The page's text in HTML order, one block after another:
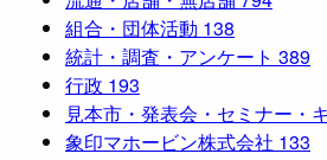
組合・団体活動 138
統計・調査・アンケート 389
行政 193
見本市・発表会・セミナー・
象印マホービン株式会社 133